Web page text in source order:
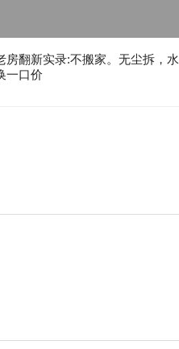
房翻新实录:不搬家。无尘拆，水
一口价